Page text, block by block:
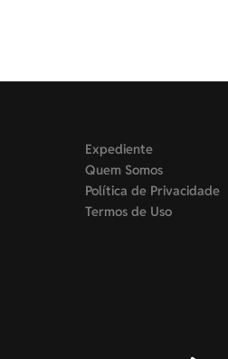
Expediente
Quem Somos
Política de Privacidade
Termos de Uso